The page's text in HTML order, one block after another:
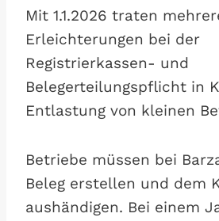
Mit 1.1.2026 traten
Erleichterungen bei der
Registrierkassen- und
Belegerteilungspflicht in
Entlastung von kleinen
Betriebe müssen bei
Beleg erstellen und dem
aushändigen. Bei einem